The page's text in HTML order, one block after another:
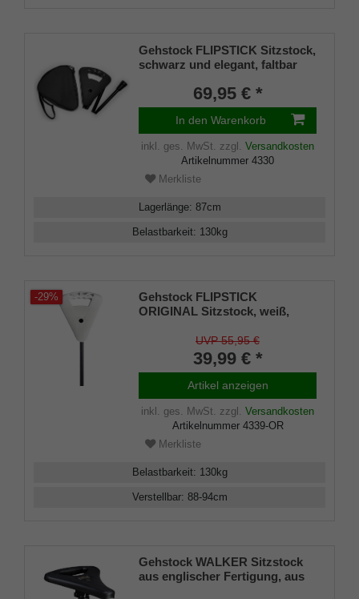
Gehstock FLIPSTICK Sitzstock,
schwarz und elegant, faltbar
Spezial-Klappsitz/Griff,
inklusive Gummipuffer und
praktischer Nylontasche.
69,95 € *
In den Warenkorb
inkl. ges. MwSt. zzgl. Versandkosten
Artikelnummer 4330
Merkliste
Lagerlänge: 87cm
Belastbarkeit: 130kg
-29%
Gehstock FLIPSTICK
ORIGINAL Sitzstock, weiß,
stabiles Leichtmetall mit
Klappsitz, belastbar bis 130 Kg
UVP 55,95 €
39,99 € *
Artikel anzeigen
inkl. ges. MwSt. zzgl. Versandkosten
Artikelnummer 4339-OR
Merkliste
Belastbarkeit: 130kg
Verstellbar: 88-94cm
Gehstock WALKER Sitzstock
aus englischer Fertigung, aus